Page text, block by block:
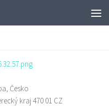
Česko
kraj470 01 CZ